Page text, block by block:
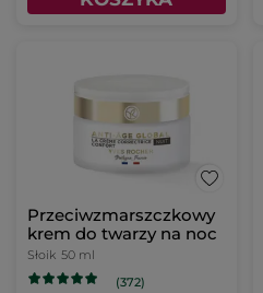
Przeciwzmarszczkowy
krem do twarzy na noc
Słoik 50 ml
(372)